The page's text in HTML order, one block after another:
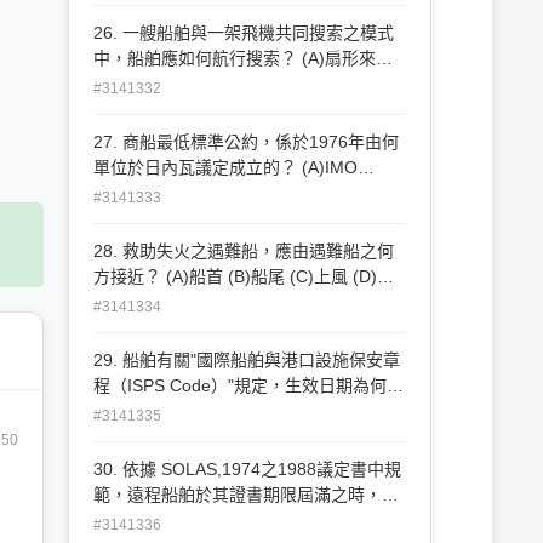
府交通部
26. 一艘船舶與一架飛機共同搜索之模式
中，船舶應如何航行搜索？ (A)扇形來回
穿梭 (B)方形向外擴大 (C)直線前進 (D)S
#3141332
27. 商船最低標準公約，係於1976年由何
單位於日內瓦議定成立的？ (A)IMO
(B)ITF (C)ILO (D)WHO
#3141333
28. 救助失火之遇難船，應由遇難船之何
方接近？ (A)船首 (B)船尾 (C)上風 (D)下
風
#3141334
29. 船舶有關"國際船舶與港口設施保安章
程（ISPS Code）"規定，生效日期為何？
(A)2002年7月1日生效 (B)2004年7月1日
月1日 生效
#3141335
30. 依據 SOLAS,1974之1988議定書中規
範，遠程船舶於其證書期限屆滿之時，不
在應檢驗之港口者，其延期期限為多久？
#3141336